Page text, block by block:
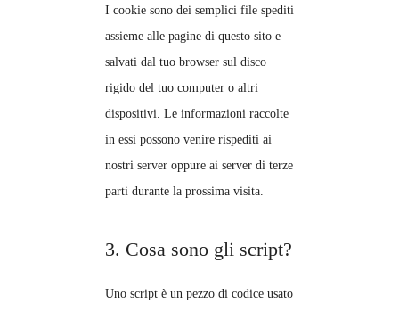
I cookie sono dei semplici file spediti
assieme alle pagine di questo sito e
salvati dal tuo browser sul disco
rigido del tuo computer o altri
dispositivi. Le informazioni raccolte
in essi possono venire rispediti ai
nostri server oppure ai server di terze
parti durante la prossima visita.
3. Cosa sono gli script?
Uno script è un pezzo di codice usato